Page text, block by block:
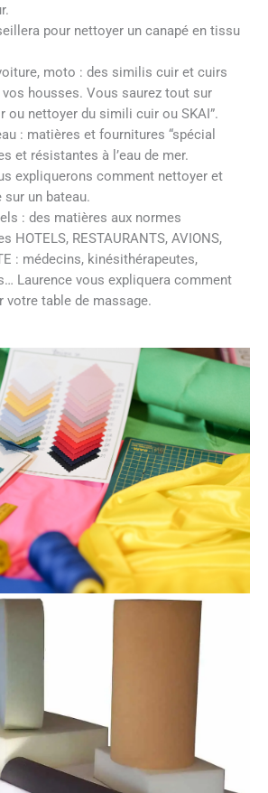
pour nettoyer un canapé en tissu
moto : des similis cuir et cuirs
housses. Vous saurez tout sur
ou nettoyer du simili cuir ou SKAI”.
: matières et fournitures “spécial
et résistantes à l’eau de mer.
expliquerons comment nettoyer et
un bateau.
: des matières aux normes
HOTELS, RESTAURANTS, AVIONS,
: médecins, kinésithérapeutes,
Laurence vous expliquera comment
votre table de massage.